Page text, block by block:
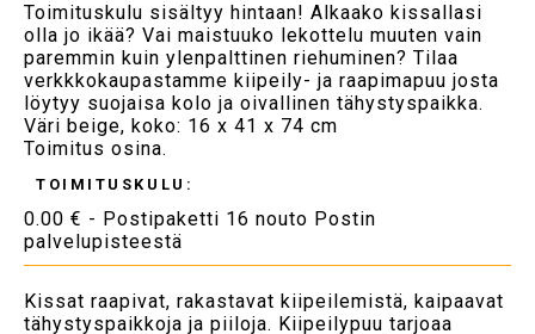
Toimituskulu sisältyy hintaan! Alkaako kissallasi
olla jo ikää? Vai maistuuko lekottelu muuten vain
paremmin kuin ylenpalttinen riehuminen? Tilaa
verkkkokaupastamme kiipeily- ja raapimapuu josta
löytyy suojaisa kolo ja oivallinen tähystyspaikka.
Väri beige, koko: 16 x 41 x 74 cm
Toimitus osina.
TOIMITUSKULU:
0.00 € - Postipaketti 16 nouto Postin
palvelupisteestä
Kissat raapivat, rakastavat kiipeilemistä, kaipaavat
tähystyspaikkoja ja piiloja. Kiipeilypuu tarjoaa